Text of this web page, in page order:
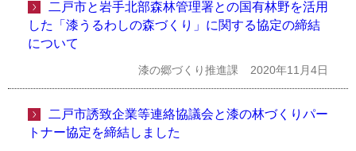
二戸市と岩手北部森林管理署との国有林野を活用
した「漆うるわしの森づくり」に関する協定の締結
について
漆の郷づくり推進課 2020年11月4日
二戸市誘致企業等連絡協議会と漆の林づくりパー
トナー協定を締結しました